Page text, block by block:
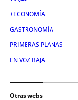
+ECONOMÍA
GASTRONOMÍA
PRIMERAS PLANAS
EN VOZ BAJA
Otras webs